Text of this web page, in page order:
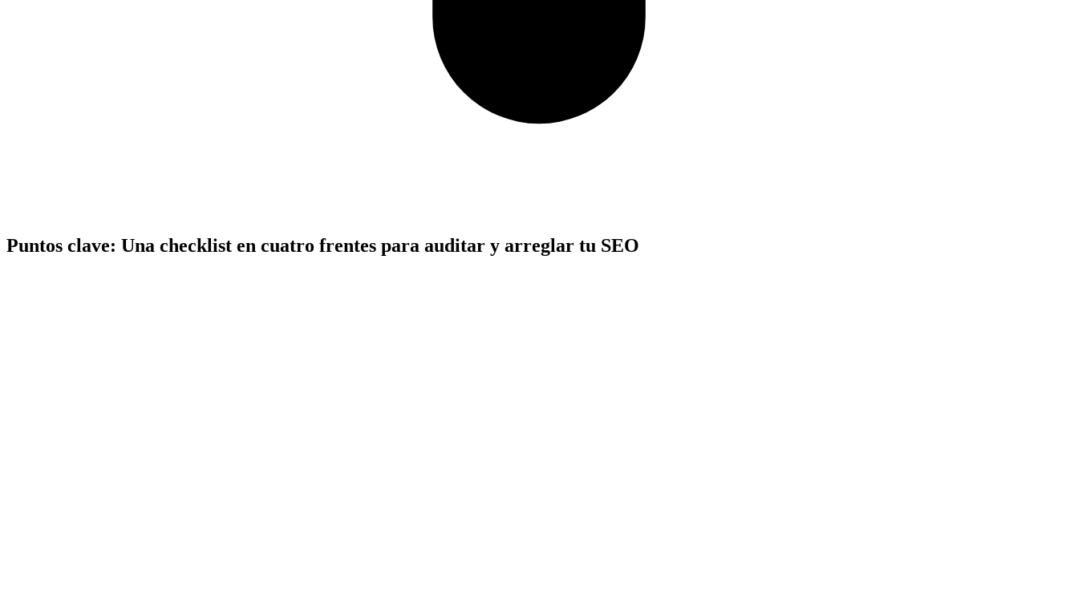
Puntos clave: Una checklist en cuatro frentes para auditar y arreglar tu SEO